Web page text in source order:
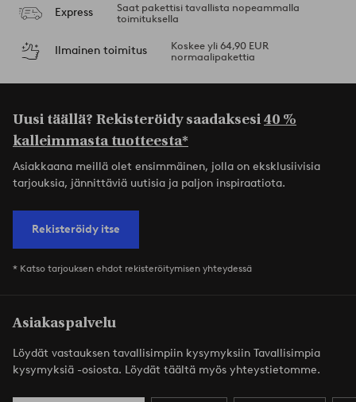
Express
Saat pakettisi tavallista nopeammalla
toimituksella
Ilmainen toimitus
Koskee yli 64,90 EUR
normaalipakettia
Uusi täällä? Rekisteröidy saadaksesi40 %
kalleimmasta tuotteesta*
Asiakkaana meillä olet ensimmäinen, jolla on eksklusiivisia
tarjouksia, jännittäviä uutisia ja paljon inspiraatiota.
Rekisteröidy itse
* Katso tarjouksen ehdot rekisteröitymisen yhteydessä
Asiakaspalvelu
Löydät vastauksen tavallisimpiin kysymyksiin Tavallisimpia
kysymyksiä -osiosta. Löydät täältä myös yhteystietomme.